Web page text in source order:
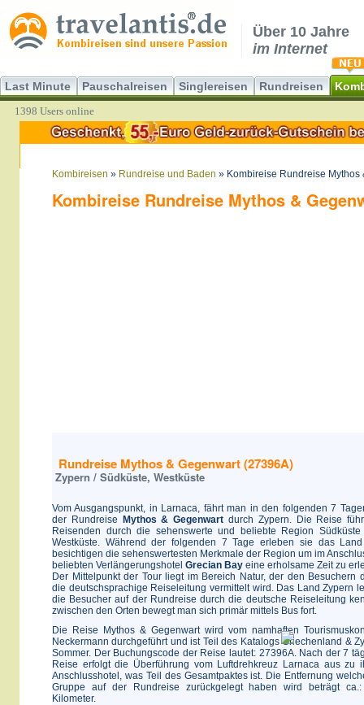
Über 10 Jahre
im Internet
Last Minute Pauschalreisen Singlereisen Rundreisen
1398 Users online
Kombireisen » Rundreise und Baden » Kombireise Rundreise
Kombireise Rundreise Mythos &
Rundreise Mythos & Gegenwart (27396A)
Zypern / Südküste, Westküste
Vom Ausgangspunkt, in Larnaca, fährt man in den folgenden 7
der Rundreise
Mythos & Gegenwart durch Zypern. Die Reise
Reisenden durch die sehenswerte und beliebte Region Südküste
Westküste. Während der folgenden 7 Tage erleben sie das
besichtigen die sehenswertesten Merkmale der Region um im
beliebten Verlängerungshotel Grecian Bay eine erholsame Zeit zu
Der Mittelpunkt der Tour liegt im Bereich Natur, der den Besuchern
die deutschsprachige Reiseleitung vermittelt wird. Das Land Zypern
die Besucher auf der Rundreise durch die deutsche Reiseleitung
zwischen den Orten bewegt man sich primär mittels Bus fort.
Die Reise Mythos & Gegenwart wird vom namhaften
Neckermann durchgeführt und ist Teil des Katalogs Griechenland &
Sommer. Der Buchungscode der Reise lautet: 27396A. Nach der 7
Reise erfolgt die Überführung vom Luftdrehkreuz Larnaca aus zu
Anschlusshotel, was Teil des Gesamtpaktes ist. Die Entfernung
Gruppe auf der Rundreise zurückgelegt haben wird beträgt
Kilometer.